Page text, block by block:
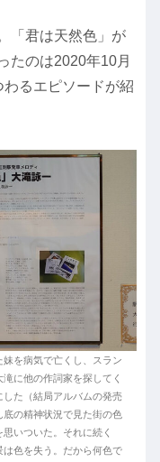
「君は天然色」が
たのは2020年10月
るエピソードが紹
を病気で亡くし、スラン
に他の作詞家を探してく
た（結局アルバムの発売
の精神状況で見た街の色
いついた。それに続く
は色を失う。だから何色で